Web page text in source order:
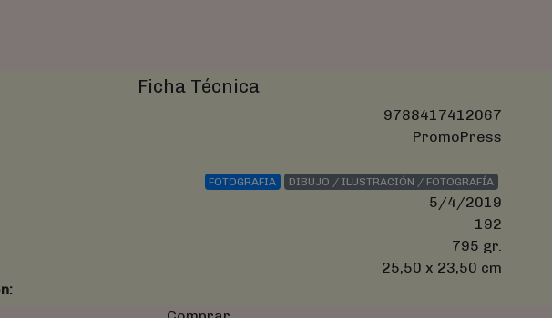
Ficha Técnica
9788417412067
PromoPress
FOTOGRAFIA DIBUJO / ILUSTRACIÓN / FOTOGRAFÍA
5/4/2019
192
795 gr.
25,50 x 23,50 cm